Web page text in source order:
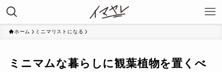
ホーム ミニマリストになる
ミニマムな暮らしに観葉植物を置くべ